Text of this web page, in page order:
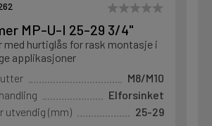
MP-U-I 25-29 3/4"
med hurtiglås for rask montasje i
applikasjoner
M8/M10
Elforsinket
utvendig (mm)
25-29